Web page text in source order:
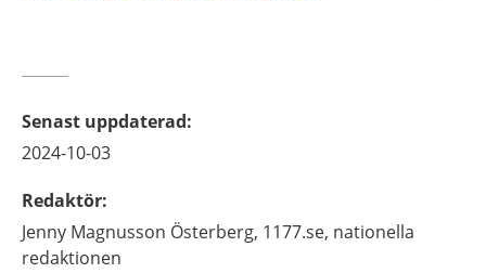
Senast uppdaterad:
2024-10-03
Redaktör:
Jenny Magnusson Österberg, 1177.se, nationella
redaktionen